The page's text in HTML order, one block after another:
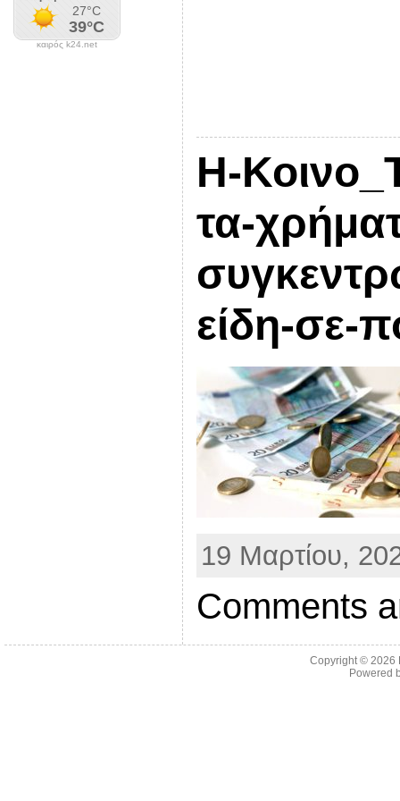
καιρός k24.net
Η-
τα-
είδη-σε-
19 Μαρτίου,
Comments
Copyright © 2026
Powered